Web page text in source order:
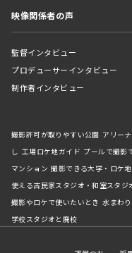
映像関係者の声
監督インタビュー
プロデューサーインタビュー
制作者インタビュー
撮影許可が取りやすい公園 アリー
し 工場ロケ地ガイド プールで撮影
マンション 撮影できる大学・ロケ
使える古民家スタジオ・和室スタジ
撮影やロケで使いたいとき 水まわ
学校スタジオと廃校